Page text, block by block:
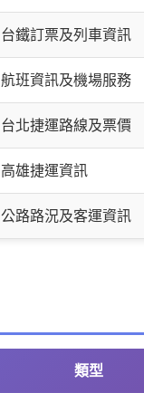
台鐵訂票及列車資訊
航班資訊及機場服務
台北捷運路線及票價
高雄捷運資訊
公路路況及客運資訊
類型